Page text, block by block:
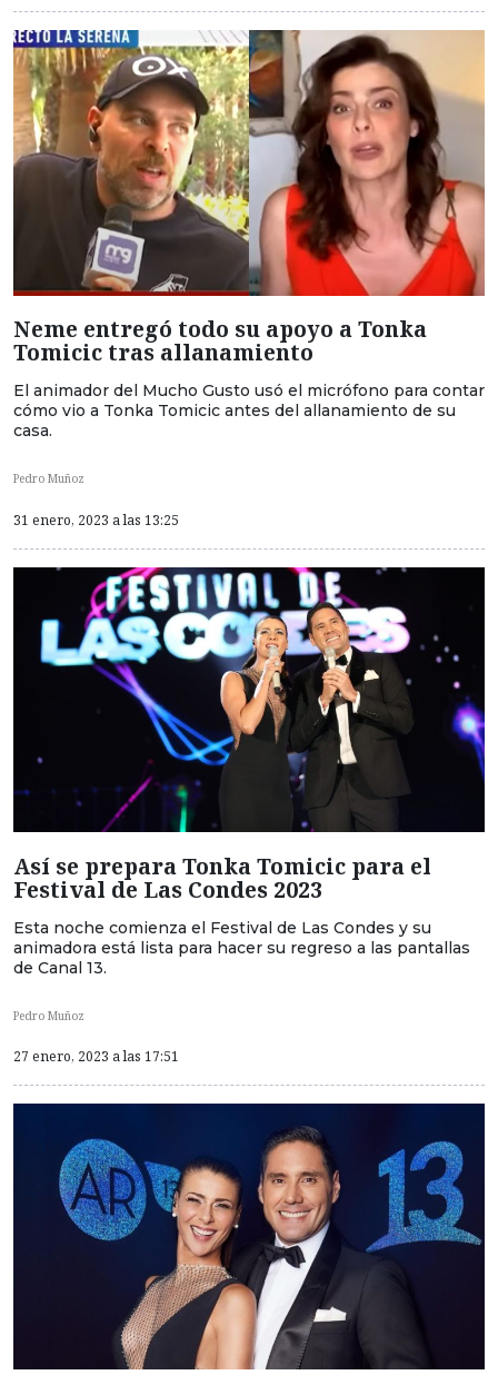
Neme entregó todo su apoyo a Tonka
Tomicic tras allanamiento
El animador del Mucho Gusto usó el micrófono para contar
cómo vio a Tonka Tomicic antes del allanamiento de su
casa.
Pedro Muñoz
31 enero, 2023 a las 13:25
Así se prepara Tonka Tomicic para el
Festival de Las Condes 2023
Esta noche comienza el Festival de Las Condes y su
animadora está lista para hacer su regreso a las pantallas
de Canal 13.
Pedro Muñoz
27 enero, 2023 a las 17:51